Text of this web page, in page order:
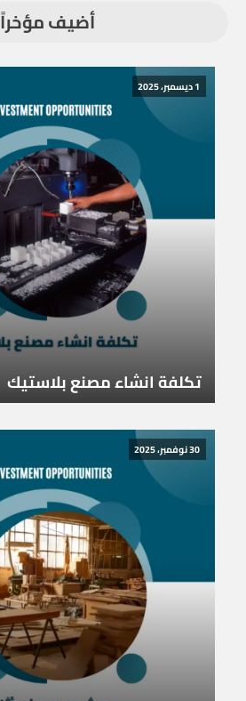
أضيف مؤخراً
1 ديسمبر، 2025
تكلفة انشاء مصنع بلاستيك
30 نوفمبر، 2025